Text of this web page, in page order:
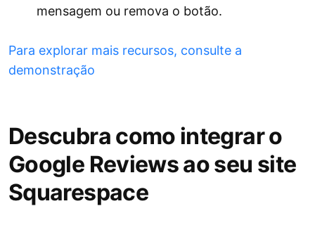
mensagem ou remova o botão.
Para explorar mais recursos, consulte a
demonstração
Descubra como integrar o
Google Reviews ao seu site
Squarespace